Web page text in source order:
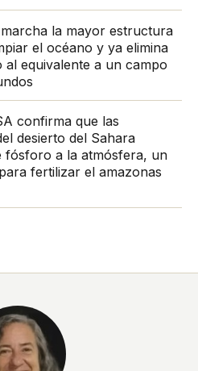
la mayor estructura
el océano y ya elimina
al equivalente a un campo
confirma que las
desierto del Sahara
fósforo a la atmósfera, un
fertilizar el amazonas